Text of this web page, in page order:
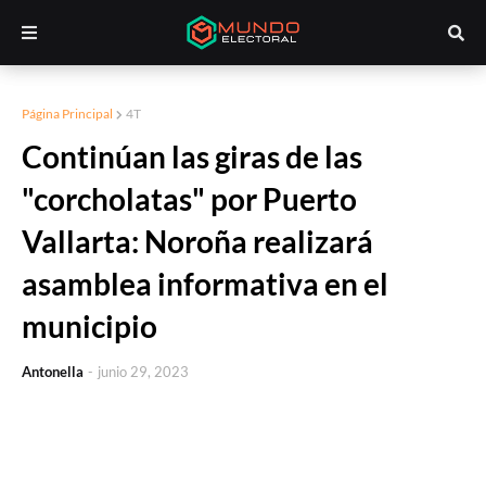
Página Principal 4T
Continúan las giras de las
"corcholatas" por Puerto
Vallarta: Noroña realizará
asamblea informativa en el
municipio
Antonella - junio 29, 2023